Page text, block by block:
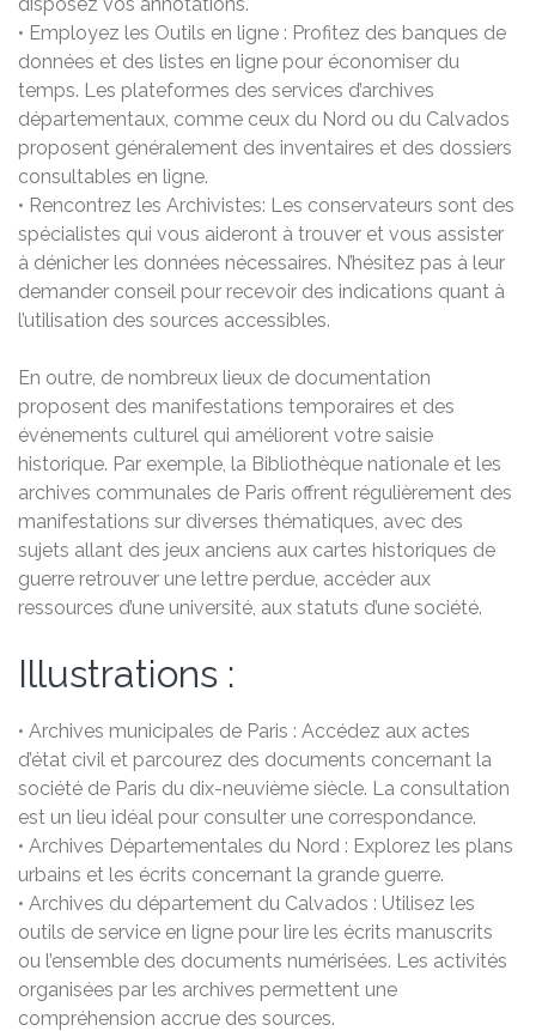
• Employez les Outils en ligne : Profitez des banques de
données et des listes en ligne pour économiser du
temps. Les plateformes des services d’archives
départementaux, comme ceux du Nord ou du Calvados
proposent généralement des inventaires et des dossiers
consultables en ligne.
• Rencontrez les Archivistes: Les conservateurs sont des
spécialistes qui vous aideront à trouver et vous assister
à dénicher les données nécessaires. N’hésitez pas à leur
demander conseil pour recevoir des indications quant à
l’utilisation des sources accessibles.
En outre, de nombreux lieux de documentation
proposent des manifestations temporaires et des
événements culturel qui améliorent votre saisie
historique. Par exemple, la Bibliothèque nationale et les
archives communales de Paris offrent régulièrement des
manifestations sur diverses thématiques, avec des
sujets allant des jeux anciens aux cartes historiques de
guerre retrouver une lettre perdue, accéder aux
ressources d’une université, aux statuts d’une société.
Illustrations :
• Archives municipales de Paris : Accédez aux actes
d’état civil et parcourez des documents concernant la
société de Paris du dix-neuvième siècle. La consultation
est un lieu idéal pour consulter une correspondance.
• Archives Départementales du Nord : Explorez les plans
urbains et les écrits concernant la grande guerre.
• Archives du département du Calvados : Utilisez les
outils de service en ligne pour lire les écrits manuscrits
ou l’ensemble des documents numérisées. Les activités
organisées par les archives permettent une
compréhension accrue des sources.